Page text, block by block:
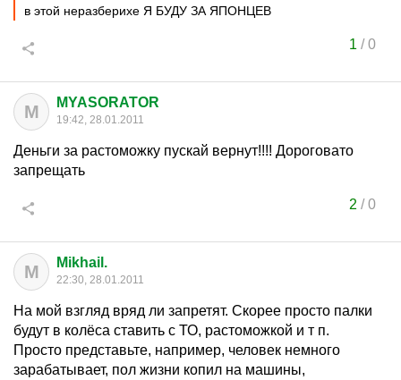
в этой неразберихе Я БУДУ ЗА ЯПОНЦЕВ
1 /0
M MYASORATOR
19:42, 28.01.2011
Деньги за растоможку пускай вернут!!!! Дороговато
запрещать
2 /0
M Mikhail.
22:30, 28.01.2011
На мой взгляд вряд ли запретят. Скорее просто палки
будут в колёса ставить с ТО, растоможкой и т п.
Просто представьте, например, человек немного
зарабатывает, пол жизни копил на машины,